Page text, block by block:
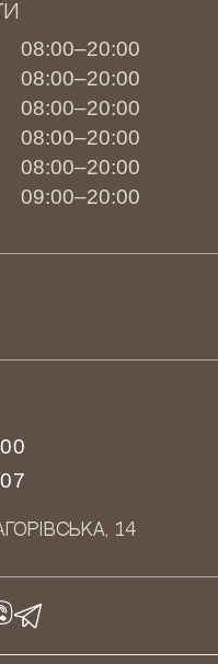
08:00–20:00
08:00–20:00
08:00–20:00
08:00–20:00
08:00–20:00
09:00–20:00
14